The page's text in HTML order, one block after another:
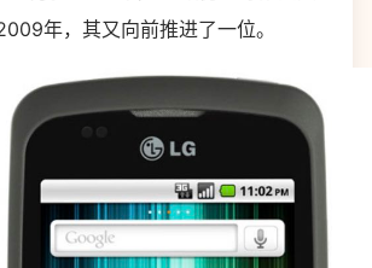
年，其又向前推进了一位。